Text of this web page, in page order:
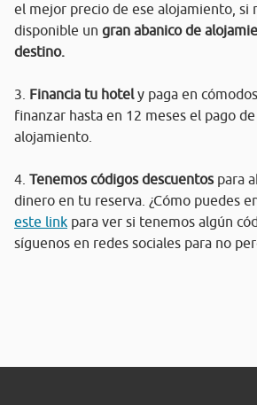
el mejor precio de ese alojamiento, si
disponible un gran abanico de
destino.
3. Financia tu hotely paga en
finanzar hasta en 12 meses el pago
alojamiento.
4. Tenemos códigos descuentos para
dinero en tu reserva. ¿Cómo puedes
este link para ver si tenemos algún
síguenos en redes sociales para no